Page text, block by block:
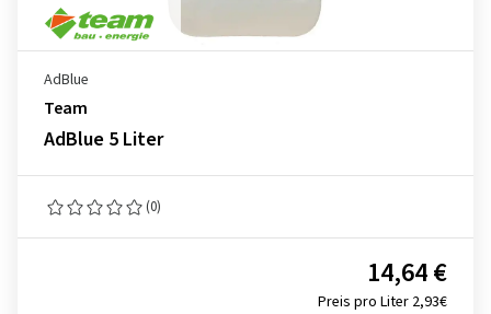
AdBlue
Team
AdBlue 5 Liter
(0)
Preis pro Liter 2,93€
14,64 €